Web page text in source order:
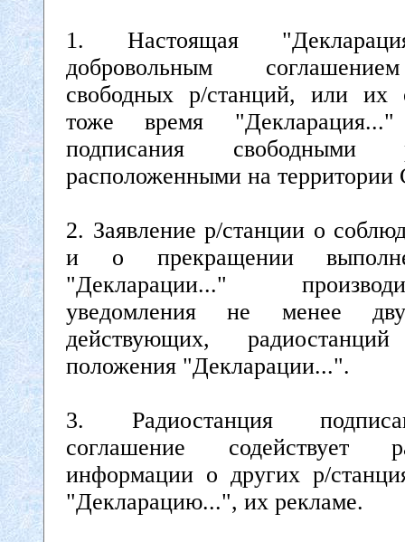
1. Настоящая
добровольным
свободных р/станций, или их
тоже время
подписания свободными
расположенными на
2. Заявление р/станции о
и о прекращении
"Декларации..."
уведомления не менее
действующих,
положения "Декларации...".
3. Радиостанция
соглашение содействует
информации о других р/
"Декларацию...", их рекламе.